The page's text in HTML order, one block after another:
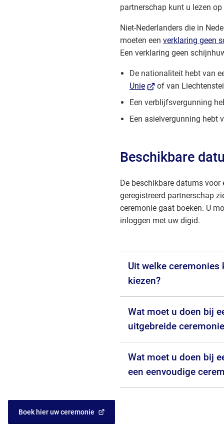
partnerschap kunt u lezen op
Niet-Nederlanders die in
moeten een verklaring geen
Een verklaring geen
De nationaliteit hebt van
Unie(Verwijst
naar
externe
of van
Een verblijfsvergunning
Een asielvergunning hebt
Beschikbare
De beschikbare datums voor
geregistreerd partnerschap
ceremonie gaat boeken. U
inloggen met uw digid.
Uit welke ceremonies
kiezen?
Wat moet u doen bij
uitgebreide ceremonie
Wat moet u doen bij
een eenvoudige
Boek hier uw ceremonie
(Verwijst